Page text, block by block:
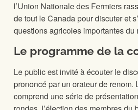
l’Union Nationale des Fermiers
de tout le Canada pour discuter et
questions agricoles importantes du
Le programme de la
Le public est invité à écouter le
prononcé par un orateur de renom.
comprend une série de